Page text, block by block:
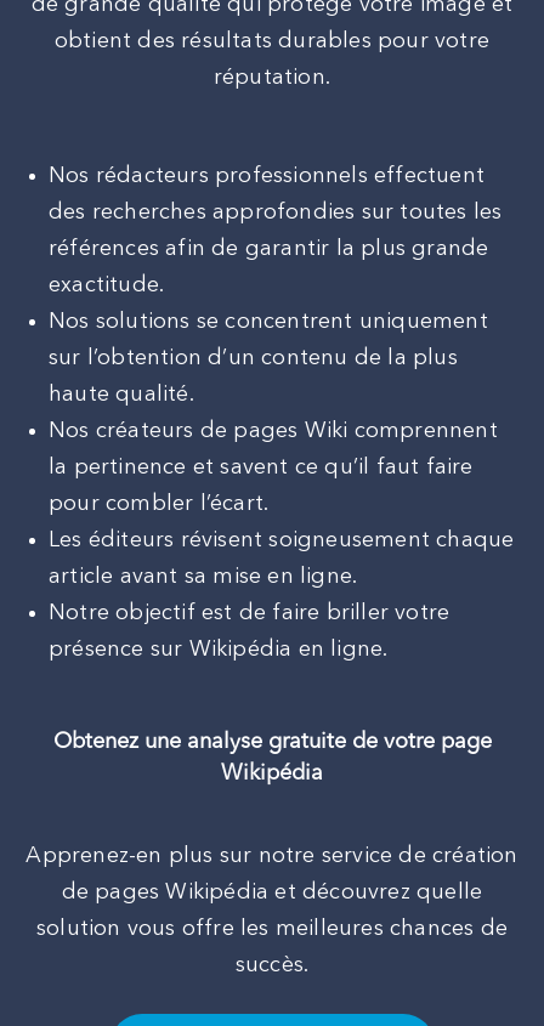
de grande qualité qui protège votre image et
obtient des résultats durables pour votre
réputation.
Nos rédacteurs professionnels effectuent
des recherches approfondies sur toutes les
références afin de garantir la plus grande
exactitude.
Nos solutions se concentrent uniquement
sur l’obtention d’un contenu de la plus
haute qualité.
Nos créateurs de pages Wiki comprennent
la pertinence et savent ce qu’il faut faire
pour combler l’écart.
Les éditeurs révisent soigneusement chaque
article avant sa mise en ligne.
Notre objectif est de faire briller votre
présence sur Wikipédia en ligne.
Obtenez une analyse gratuite de votre page
Wikipédia
Apprenez-en plus sur notre service de création
de pages Wikipédia et découvrez quelle
solution vous offre les meilleures chances de
succès.